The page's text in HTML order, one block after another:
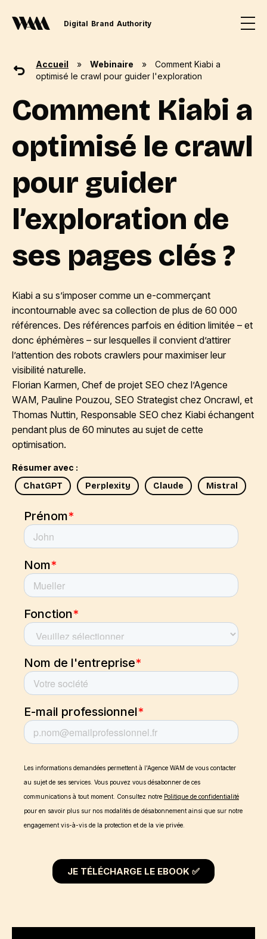
Digital Brand Authority
Accueil » Webinaire »
Comment Kiabi a
optimisé le crawl pour guider l'exploration
Comment Kiabi a
optimisé le crawl
pour guider
l’exploration de
ses pages clés ?
Kiabi a su s’imposer comme un e-commerçant
incontournable avec sa collection de plus de 60 000
références. Des références parfois en édition limitée – et
donc éphémères – sur lesquelles il convient d’attirer
l’attention des robots crawlers pour maximiser leur
visibilité naturelle.
Florian Karmen, Chef de projet SEO chez l’Agence
WAM, Pauline Pouzou, SEO Strategist chez Oncrawl, et
Thomas Nuttin, Responsable SEO chez Kiabi échangent
pendant plus de 60 minutes au sujet de cette
optimisation.
Résumer avec :
ChatGPT
Perplexity Claude Mistral